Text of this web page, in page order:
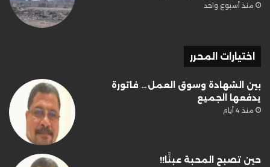
منذ أسبوع واحد
اختيارات المحرر
بين الشهادة وسوق العمل… فاتورة
يدفعها الجميع
منذ 4 أيام
حين تصبح المحبة عبئًا!!